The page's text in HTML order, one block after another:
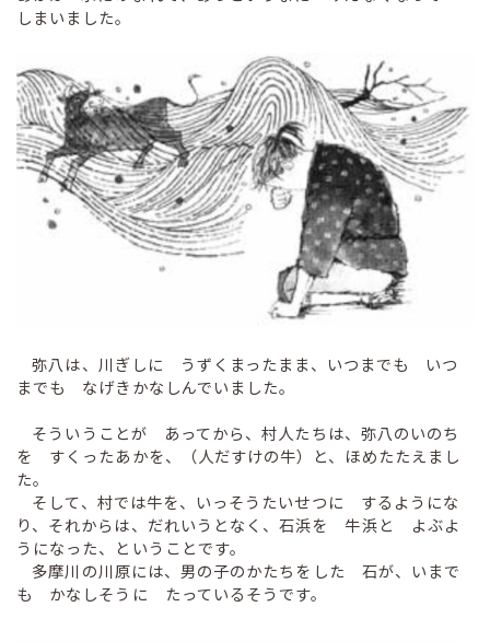
しまいました。
弥八は、川ぎしに うずくまったまま、いつまでも いつ
までも なげきかなしんでいました。
そういうことが あってから、村人たちは、弥八のいのち
を すくったあかを、（人だすけの牛）と、ほめたたえまし
た。
そして、村では牛を、いっそうたいせつに するようにな
り、それからは、だれいうとなく、石浜を 牛浜と よぶよ
うになった、ということです。
多摩川の川原には、男の子のかたちをした 石が、いまで
も かなしそうに たっているそうです。